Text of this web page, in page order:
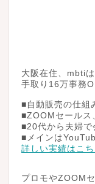
大阪在住、mbti
手取り16万事務
■自動販売の仕組
■ZOOMセールス
■20代から夫婦で
■メインは
詳しい実績はこち
プロモやZOOM